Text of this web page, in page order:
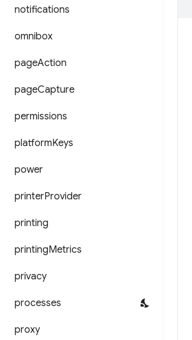
notifications
omnibox
pageAction
pageCapture
permissions
platformKeys
power
printerProvider
printing
printingMetrics
privacy
processes
proxy